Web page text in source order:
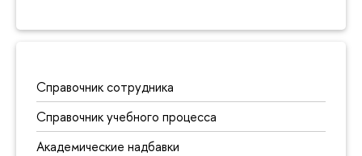
Справочник сотрудника
Справочник учебного процесса
Академические надбавки